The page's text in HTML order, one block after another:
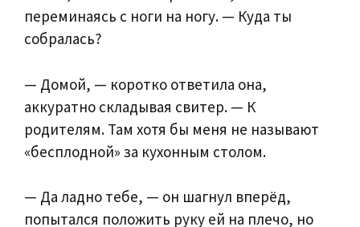
переминаясь с ноги на ногу. — Куда ты
собралась?
— Домой, — коротко ответила она,
аккуратно складывая свитер. — К
родителям. Там хотя бы меня не называют
«бесплодной» за кухонным столом.
— Да ладно тебе, — он шагнул вперёд,
попытался положить руку ей на плечо, но